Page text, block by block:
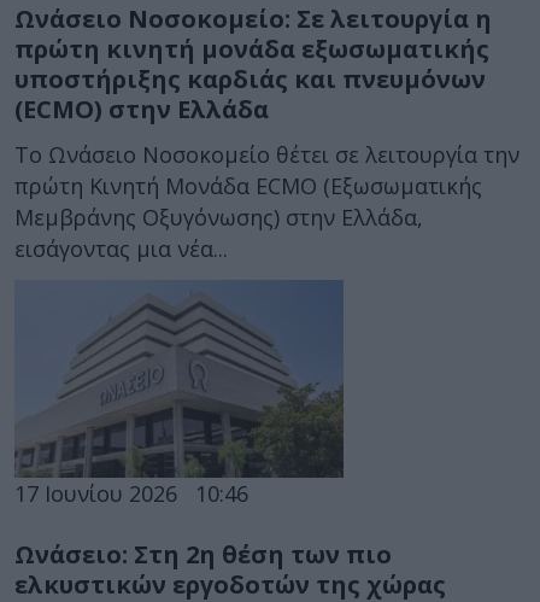
Ωνάσειο Νοσοκομείο: Σε λειτουργία η
πρώτη κινητή μονάδα εξωσωματικής
υποστήριξης καρδιάς και πνευμόνων
(ECMO) στην Ελλάδα
Το Ωνάσειο Νοσοκομείο θέτει σε λειτουργία την
πρώτη Κινητή Μονάδα ECMO (Εξωσωματικής
Μεμβράνης Οξυγόνωσης) στην Ελλάδα,
εισάγοντας μια νέα...
17 Ιουνίου 2026 10:46
Ωνάσειο: Στη 2η θέση των πιο
ελκυστικών εργοδοτών της χώρας